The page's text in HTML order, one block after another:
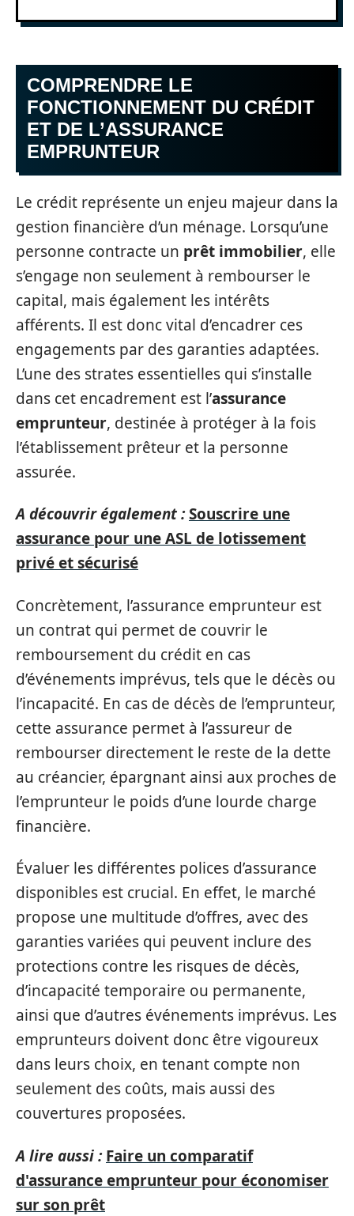
COMPRENDRE LE
FONCTIONNEMENT DU CRÉDIT
ET DE L’ASSURANCE
EMPRUNTEUR
Le crédit représente un enjeu majeur dans la
gestion financière d’un ménage. Lorsqu’une
personne contracte un prêt immobilier, elle
s’engage non seulement à rembourser le
capital, mais également les intérêts
afférents. Il est donc vital d’encadrer ces
engagements par des garanties adaptées.
L’une des strates essentielles qui s’installe
dans cet encadrement est l’assurance
emprunteur, destinée à protéger à la fois
l’établissement prêteur et la personne
assurée.
A découvrir également :Souscrire une
assurance pour une ASL de lotissement
privé et sécurisé
Concrètement, l’assurance emprunteur est
un contrat qui permet de couvrir le
remboursement du crédit en cas
d’événements imprévus, tels que le décès ou
l’incapacité. En cas de décès de l’emprunteur,
cette assurance permet à l’assureur de
rembourser directement le reste de la dette
au créancier, épargnant ainsi aux proches de
l’emprunteur le poids d’une lourde charge
financière.
Évaluer les différentes polices d’assurance
disponibles est crucial. En effet, le marché
propose une multitude d’offres, avec des
garanties variées qui peuvent inclure des
protections contre les risques de décès,
d’incapacité temporaire ou permanente,
ainsi que d’autres événements imprévus. Les
emprunteurs doivent donc être vigoureux
dans leurs choix, en tenant compte non
seulement des coûts, mais aussi des
couvertures proposées.
A lire aussi : Faire un comparatif
d'assurance emprunteur pour économiser
sur son prêt